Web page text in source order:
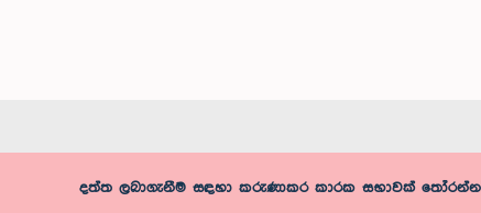
දත්ත ලබාගැනීම සඳහා කරුණාකර කාරක සභාවක් තෝරන්න!